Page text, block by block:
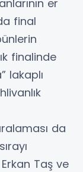
er
final
finalinde
lakaplı
da
Taş ve